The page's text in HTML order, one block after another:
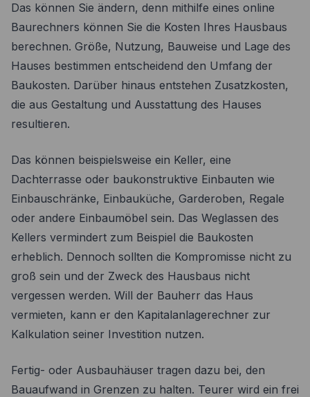
Das können Sie ändern, denn mithilfe eines online
Baurechners können Sie die Kosten Ihres Hausbaus
berechnen. Größe, Nutzung, Bauweise und Lage des
Hauses bestimmen entscheidend den Umfang der
Baukosten. Darüber hinaus entstehen Zusatzkosten,
die aus Gestaltung und Ausstattung des Hauses
resultieren.
Das können beispielsweise ein Keller, eine
Dachterrasse oder baukonstruktive Einbauten wie
Einbauschränke, Einbauküche, Garderoben, Regale
oder andere Einbaumöbel sein. Das Weglassen des
Kellers vermindert zum Beispiel die Baukosten
erheblich. Dennoch sollten die Kompromisse nicht zu
groß sein und der Zweck des Hausbaus nicht
vergessen werden. Will der Bauherr das Haus
vermieten, kann er den Kapitalanlagerechner zur
Kalkulation seiner Investition nutzen.
Fertig- oder Ausbauhäuser tragen dazu bei, den
Bauaufwand in Grenzen zu halten. Teurer wird ein frei